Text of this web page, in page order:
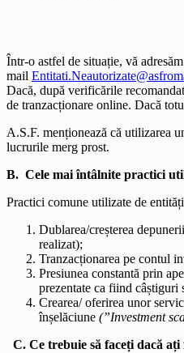
Într-o astfel de situație, vă
mail
Dacă, după verificările
de tranzacționare online. Dacă
A.S.F. menționează că utilizarea
lucrurile merg prost.
B. Cele mai întâlnite practici
Practici comune utilizate de
Dublarea/creșterea
realizat);
Tranzacționarea pe contul
Presiunea constantă prin
prezentate ca fiind câștiguri
Crearea/ oferirea unor
înșelăciune (”Investment
C. Ce trebuie să faceți dacă